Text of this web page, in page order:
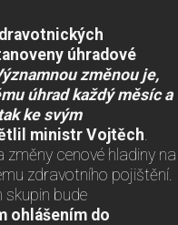
úhradové
změnou je,
úhrad každý měsíc a
ke svým
ministr Vojtěch.
cenové hladiny na
zdravotního pojištění.
bude
ohlášením do